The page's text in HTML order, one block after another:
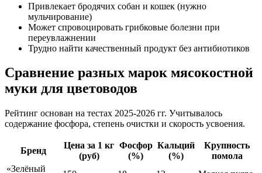
Привлекает бродячих собан и кошек (нужно
мульчирование)
Может спровоцировать грибковые болезни при
переувлажнении
Трудно найти качественный продукт без антибиотиков
Сравнение разных марок мясокостной
муки для цветоводов
Рейтинг основан на тестах 2025-2026 гг. Учитывалось
содержание фосфора, степень очистки и скорость усвоения.
Бренд
Цена за 1 кг
(руб)
Фосфор
(%)
Кальций
(%)
Крупность
помола
«Зелёный